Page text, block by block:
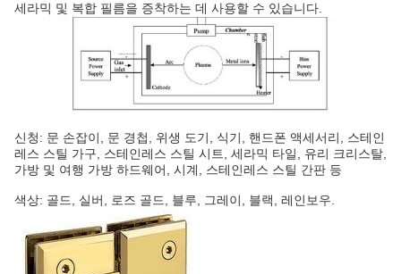
세라믹 및 복합 필름을 증착하는 데 사용할 수 있습니다.
신청: 문 손잡이, 문 경첩, 위생 도기, 식기, 핸드폰 액세서리, 스테인
레스 스틸 가구, 스테인레스 스틸 시트, 세라믹 타일, 유리 크리스탈,
가방 및 여행 가방 하드웨어, 시계, 스테인레스 스틸 간판 등
색상: 골드, 실버, 로즈 골드, 블루, 그레이, 블랙, 레인보우.